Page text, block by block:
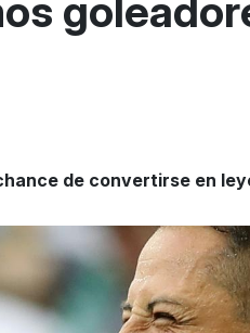
de convertirse en